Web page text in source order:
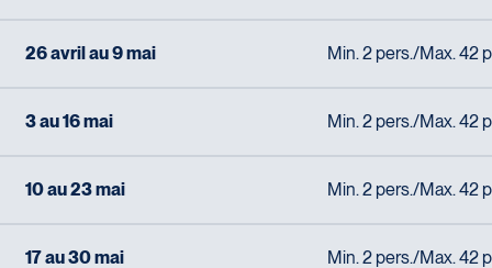
26 avril au 9 mai Min. 2 pers./Max. 42
3 au 16 mai Min. 2 pers./Max. 42
10 au 23 mai Min. 2 pers./Max. 42
17 au 30 mai Min. 2 pers./Max. 42